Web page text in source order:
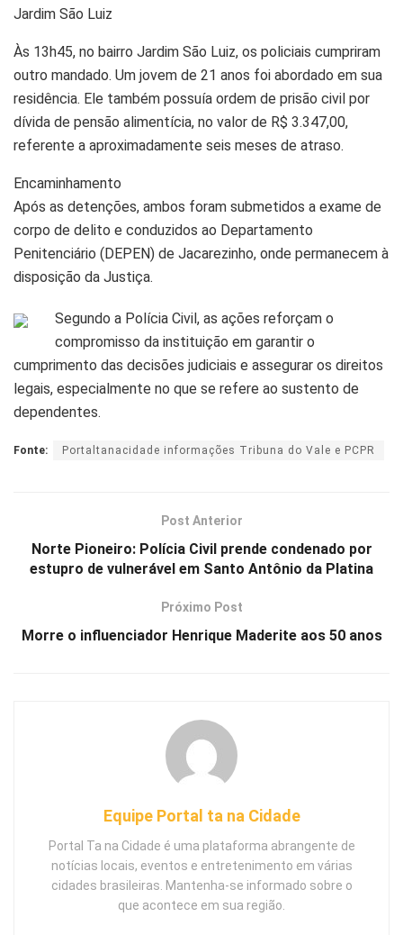
Jardim São Luiz
Às 13h45, no bairro Jardim São Luiz, os policiais cumpriram
outro mandado. Um jovem de 21 anos foi abordado em sua
residência. Ele também possuía ordem de prisão civil por
dívida de pensão alimentícia, no valor de R$ 3.347,00,
referente a aproximadamente seis meses de atraso.
Encaminhamento
Após as detenções, ambos foram submetidos a exame de
corpo de delito e conduzidos ao Departamento
Penitenciário (DEPEN) de Jacarezinho, onde permanecem à
disposição da Justiça.
Segundo a Polícia Civil, as ações reforçam o
compromisso da instituição em garantir o
cumprimento das decisões judiciais e assegurar os direitos
legais, especialmente no que se refere ao sustento de
dependentes.
Fonte: Portaltanacidade informações Tribuna do Vale e PCPR
Post Anterior
Norte Pioneiro: Polícia Civil prende condenado por
estupro de vulnerável em Santo Antônio da Platina
Próximo Post
Morre o influenciador Henrique Maderite aos 50 anos
Equipe Portal ta na Cidade
Portal Ta na Cidade é uma plataforma abrangente de
notícias locais, eventos e entretenimento em várias
cidades brasileiras. Mantenha-se informado sobre o
que acontece em sua região.